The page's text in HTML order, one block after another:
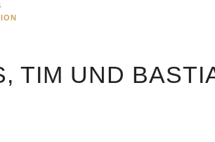
TIM UND